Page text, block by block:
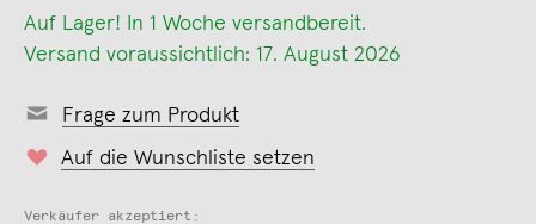
Auf Lager! In 1 Woche versandbereit.
Versand voraussichtlich: 17. August 2026
Frage zum Produkt
Auf die Wunschliste setzen
Verkäufer akzeptiert: